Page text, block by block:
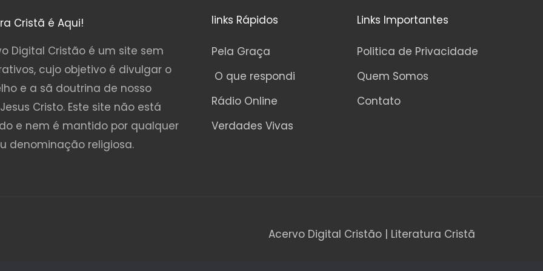
e
Cristã é Aqui!
Digital Cristão é um site sem
cujo objetivo é divulgar o
e a sã doutrina de nosso
Cristo. Este site não está
e nem é mantido por qualquer
denominação religiosa.
links Rápidos
Pela Graça
O que respondi
Rádio Online
Verdades Vivas
Links Importantes
Politica de Privacidade
Quem Somos
Contato
Acervo Digital Cristão | Literatura Cristã